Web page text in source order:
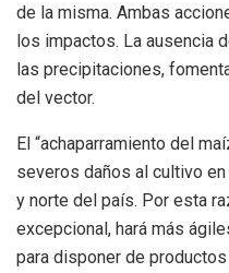
de la misma. Ambas
los impactos. La ausencia
las precipitaciones,
del vector.
El “achaparramiento del
severos daños al cultivo
y norte del país. Por esta
excepcional, hará más
para disponer de